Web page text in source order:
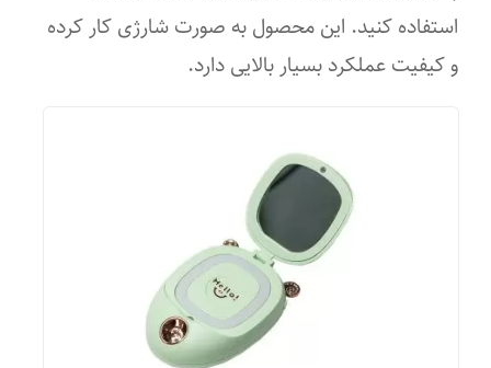
منبع انرژی
برق
۳۵۰x۲۵۰x۲۸۰ میلی‌متر
استفاده کنید. این محصول به صورت شارژی کار کرده
و کیفیت عملکرد بسیار بالایی دارد.